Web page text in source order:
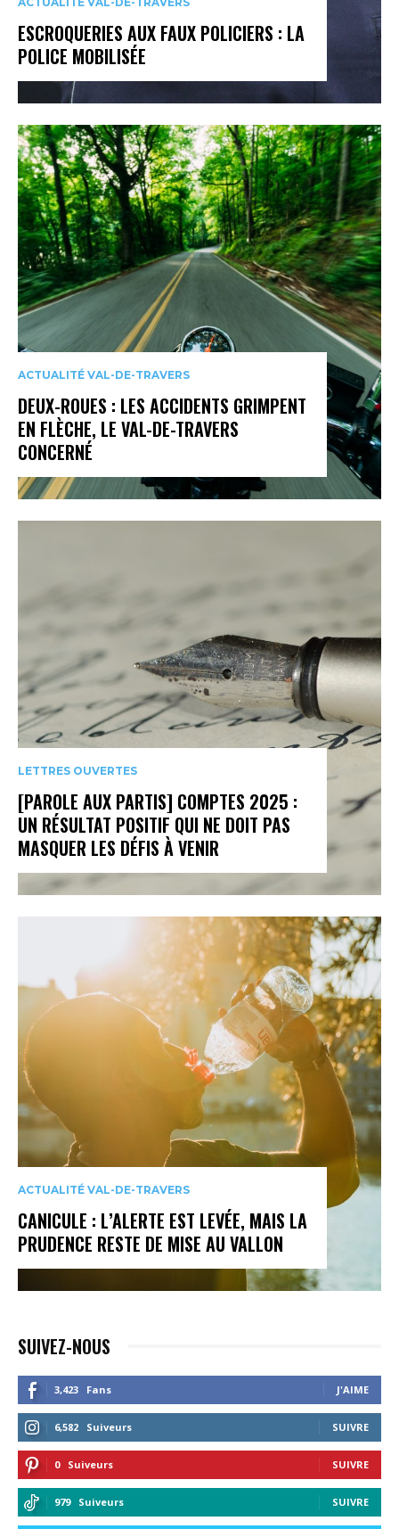
ESCROQUERIES AUX FAUX POLICIERS : LA
POLICE MOBILISÉE
ACTUALITÉ VAL-DE-TRAVERS
DEUX-ROUES : LES ACCIDENTS GRIMPENT
EN FLÈCHE, LE VAL-DE-TRAVERS
CONCERNÉ
LETTRES OUVERTES
[PAROLE AUX PARTIS] COMPTES 2025 :
UN RÉSULTAT POSITIF QUI NE DOIT PAS
MASQUER LES DÉFIS À VENIR
ACTUALITÉ VAL-DE-TRAVERS
CANICULE : L’ALERTE EST LEVÉE, MAIS LA
PRUDENCE RESTE DE MISE AU VALLON
SUIVEZ-NOUS
3,423 Fans J'AIME
6,582 Suiveurs SUIVRE
0 Suiveurs SUIVRE
979 Suiveurs SUIVRE